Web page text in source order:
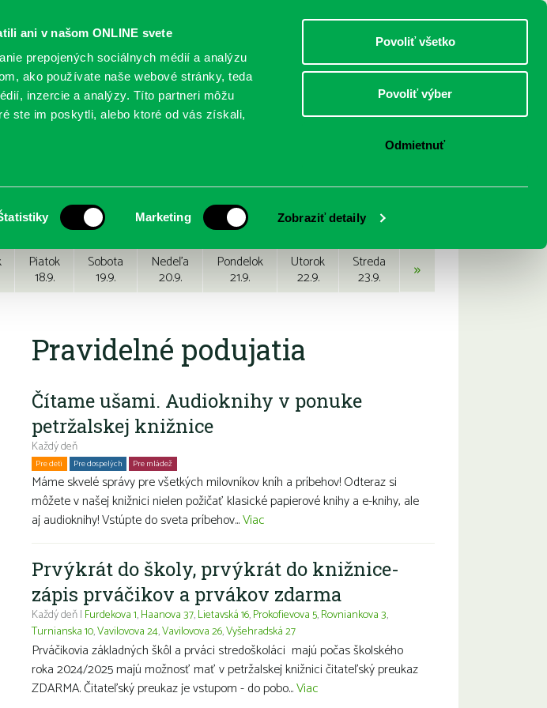
ani v našom ONLINE svete
prepojených sociálnych médií a analýzu
ako používate naše webové stránky, teda
inzercie a analýzy. Títo partneri môžu
ste im poskytli, alebo ktoré od vás získali,
Marketing Zobraziť detaily
Povoliť všetko
Povoliť výber
Odmietnuť
DOSPELÍ
POBOČKY O KNIŽNICI
Piatok
18.9.
Sobota
19.9.
Nedeľa
20.9.
Pondelok
21.9.
Utorok
22.9.
Streda
23.9. »
Pravidelné podujatia
Čítame ušami. Audioknihy v ponuke
petržalskej knižnice
Každý deň
Pre deti Pre dospelých Pre mládež
Máme skvelé správy pre všetkých milovníkov kníh a príbehov! Odteraz si
môžete v našej knižnici nielen požičať klasické papierové knihy a e-knihy, ale
aj audioknihy! Vstúpte do sveta príbehov...Viac
Prvýkrát do školy, prvýkrát do knižnice-
zápis prváčikov a prvákov zdarma
Každý deň | Furdekova 1,Haanova 37,Lietavská 16,Prokofievova 5,Rovniankova 3,
Turnianska 10,Vavilovova 24,Vavilovova 26,Vyšehradská 27
Prváčikovia základných škôl a prváci stredoškoláci majú počas školského
roka 2024/2025 majú možnosť mať v petržalskej knižnici čitateľský preukaz
ZDARMA. Čitateľský preukaz je vstupom - do pobo...Viac